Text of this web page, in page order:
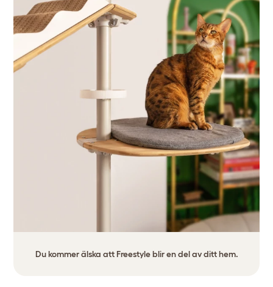
Du kommer älska att Freestyle blir en del av ditt hem.